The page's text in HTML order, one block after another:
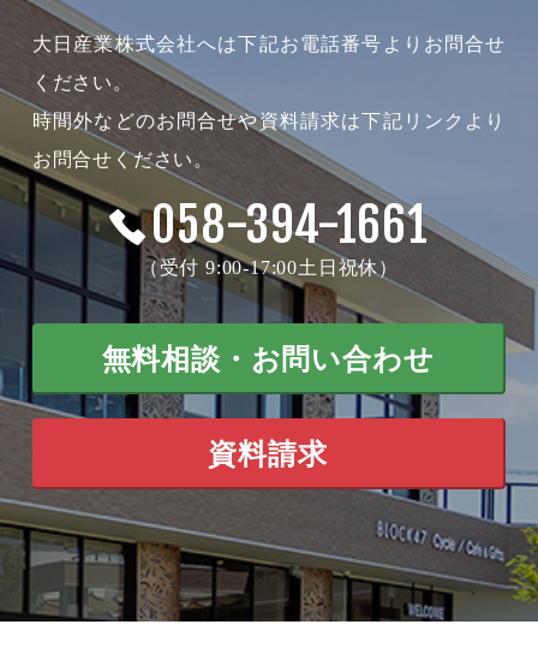
大日産業株式会社へは下記お電話番号よりお問合せ
ください。
時間外などのお問合せや資料請求は下記リンクより
お問合せください。
058-394-1661
（受付 9:00-17:00土日祝休）
無料相談・お問い合わせ
資料請求